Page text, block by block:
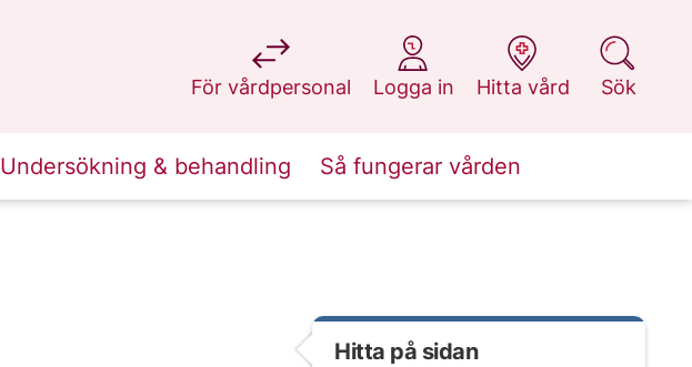
För vårdpersonal
på 1177.se
Logga in
på 1177.se
Hitta vård
på 1177.se
Sök
på 1177.se
Undersökning & behandling Så fungerar vården
Hitta på sidan